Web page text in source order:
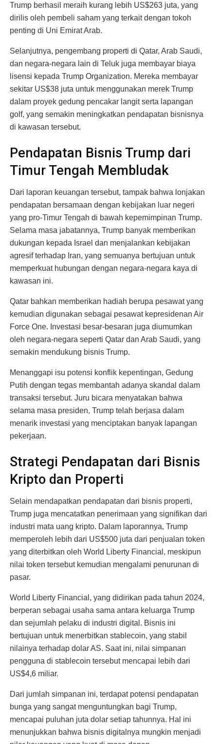
Trump berhasil meraih kurang lebih US$263 juta, yang
dirilis oleh pembeli saham yang terkait dengan tokoh
penting di Uni Emirat Arab.
Selanjutnya, pengembang properti di Qatar, Arab Saudi,
dan negara-negara lain di Teluk juga membayar biaya
lisensi kepada Trump Organization. Mereka membayar
sekitar US$38 juta untuk menggunakan merek Trump
dalam proyek gedung pencakar langit serta lapangan
golf, yang semakin meningkatkan pendapatan bisnisnya
di kawasan tersebut.
Pendapatan Bisnis Trump dari
Timur Tengah Membludak
Dari laporan keuangan tersebut, tampak bahwa lonjakan
pendapatan bersamaan dengan kebijakan luar negeri
yang pro-Timur Tengah di bawah kepemimpinan Trump.
Selama masa jabatannya, Trump banyak memberikan
dukungan kepada Israel dan menjalankan kebijakan
agresif terhadap Iran, yang semuanya bertujuan untuk
memperkuat hubungan dengan negara-negara kaya di
kawasan ini.
Qatar bahkan memberikan hadiah berupa pesawat yang
kemudian digunakan sebagai pesawat kepresidenan Air
Force One. Investasi besar-besaran juga diumumkan
oleh negara-negara seperti Qatar dan Arab Saudi, yang
semakin mendukung bisnis Trump.
Menanggapi isu potensi konflik kepentingan, Gedung
Putih dengan tegas membantah adanya skandal dalam
transaksi tersebut. Juru bicara menyatakan bahwa
selama masa presiden, Trump telah berjasa dalam
menarik investasi yang menciptakan banyak lapangan
pekerjaan.
Strategi Pendapatan dari Bisnis
Kripto dan Properti
Selain mendapatkan pendapatan dari bisnis properti,
Trump juga mencatatkan penerimaan yang signifikan dari
industri mata uang kripto. Dalam laporannya, Trump
memperoleh lebih dari US$500 juta dari penjualan token
yang diterbitkan oleh World Liberty Financial, meskipun
nilai token tersebut kemudian mengalami penurunan di
pasar.
World Liberty Financial, yang didirikan pada tahun 2024,
berperan sebagai usaha sama antara keluarga Trump
dan sejumlah pelaku di industri digital. Bisnis ini
bertujuan untuk menerbitkan stablecoin, yang stabil
nilainya terhadap dolar AS. Saat ini, nilai simpanan
pengguna di stablecoin tersebut mencapai lebih dari
US$4,6 miliar.
Dari jumlah simpanan ini, terdapat potensi pendapatan
bunga yang sangat menguntungkan bagi Trump,
mencapai puluhan juta dolar setiap tahunnya. Hal ini
menunjukkan bahwa bisnis digitalnya mungkin menjadi